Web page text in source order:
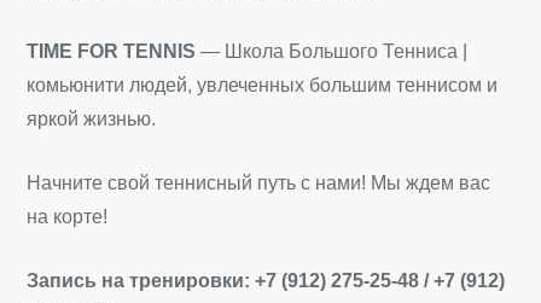
TIME FOR TENNIS — Школа Большого Тенниса |
комьюнити людей, увлеченных большим теннисом и
яркой жизнью.
Начните свой теннисный путь с нами! Мы ждем вас
на корте!
Запись на тренировки: +7 (912) 275-25-48 / +7 (912)